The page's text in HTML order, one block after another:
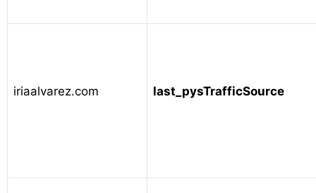
iriaalvarez.com last_pysTrafficSource